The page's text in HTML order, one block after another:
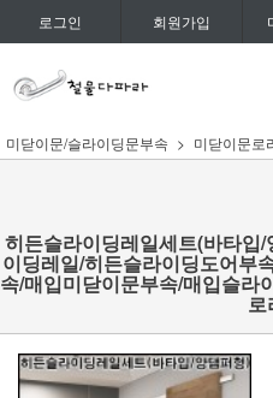
로그인 회원가입
미닫이문/슬라이딩문부속 미닫이문로
히든슬라이딩레일세트(바타입
이딩레일/히든슬라이딩도어부
속/매입미닫이문부속/매입슬라
로